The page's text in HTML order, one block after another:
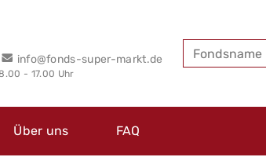
info@fonds-super-markt.de
- 17.00 Uhr
Über uns FAQ